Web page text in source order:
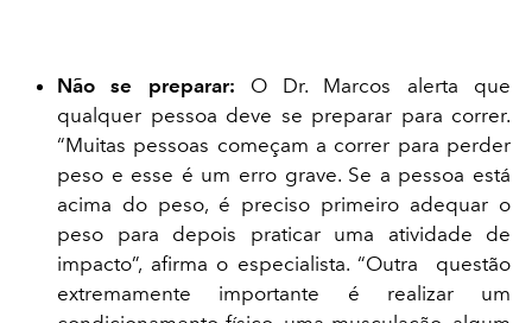
Não se preparar: O Dr. Marcos alerta que
qualquer pessoa deve se preparar para correr.
“Muitas pessoas começam a correr para perder
peso e esse é um erro grave. Se a pessoa está
acima do peso, é preciso primeiro adequar o
peso para depois praticar uma atividade de
impacto”, afirma o especialista. “Outra questão
extremamente importante é realizar um